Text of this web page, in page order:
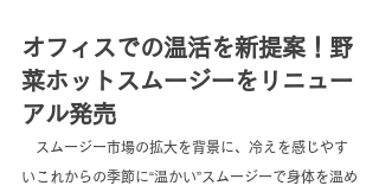
オフィスでの温活を新提案！野
菜ホットスムージーをリニュー
アル発売
スムージー市場の拡大を背景に、冷えを感じやす
いこれからの季節に“温かい”スムージーで身体を温め